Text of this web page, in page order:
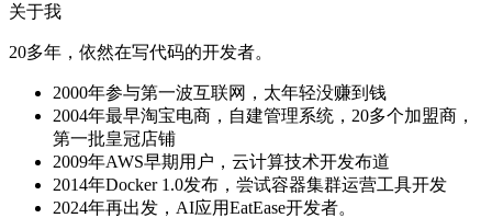
关于我
20多年，依然在写代码的开发者。
2000年参与第一波互联网，太年轻没赚到钱
2004年最早淘宝电商，自建管理系统，20多个加盟商，
第一批皇冠店铺
2009年AWS早期用户，云计算技术开发布道
2014年Docker 1.0发布，尝试容器集群运营工具开发
2024年再出发，AI应用EatEase开发者。